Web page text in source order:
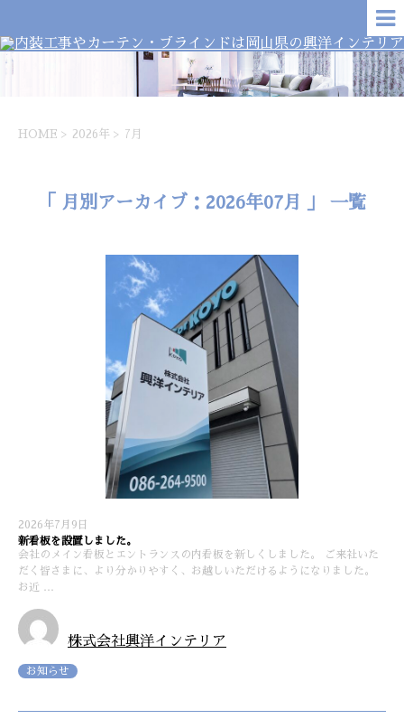
HOME > 2026年 > 7月
「 月別アーカイブ：2026年07月 」 一覧
2026年7月9日
新看板を設置しました。
会社のメイン看板とエントランスの内看板を新しくしました。 ご来社いた
だく皆さまに、より分かりやすく、お越しいただけるようになりました。
お近 …
株式会社興洋インテリア
お知らせ